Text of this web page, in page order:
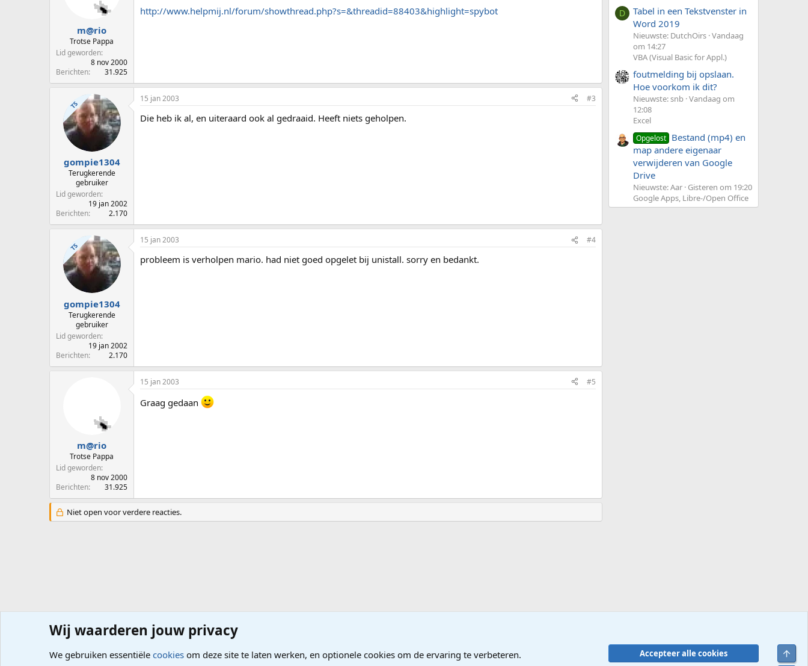
m@rio
Trotse Pappa
Lid geworden
8 nov 2000
Berichten
31.925
http://www.helpmij.nl/forum/showthread.php?s=&threadid=88403&highlight=spybot
TS
gompie1304
Terugkerende
gebruiker
Lid geworden
19 jan 2002
Berichten
2.170
15 jan 2003 #3
Die heb ik al, en uiteraard ook al gedraaid. Heeft niets geholpen.
TS
gompie1304
Terugkerende
gebruiker
Lid geworden
19 jan 2002
Berichten
2.170
15 jan 2003 #4
probleem is verholpen mario. had niet goed opgelet bij unistall. sorry en bedankt.
m@rio
Trotse Pappa
Lid geworden
8 nov 2000
Berichten
31.925
15 jan 2003 #5
Graag gedaan
Niet open voor verdere reacties.
D
Tabel in een Tekstvenster in
Word 2019
Nieuwste: DutchOirs Vandaag
om 14:27
VBA (Visual Basic for Appl.)
foutmelding bij opslaan.
Hoe voorkom ik dit?
Nieuwste: snb Vandaag om
12:08
Excel
Opgelost Bestand (mp4) en
map andere eigenaar
verwijderen van Google
Drive
Nieuwste: Aar Gisteren om 19:20
Google Apps, Libre-/Open Office
Forums Computerproblemen Besturingssysteem
Wij waarderen jouw privacy
We gebruiken essentiële cookies om deze site te laten werken, en optionele cookies om de ervaring te verbeteren. Accepteer alle cookies